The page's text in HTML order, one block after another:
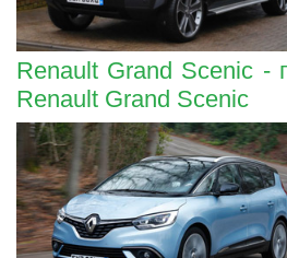
Renault Grand Scenic -
Renault Grand Scenic